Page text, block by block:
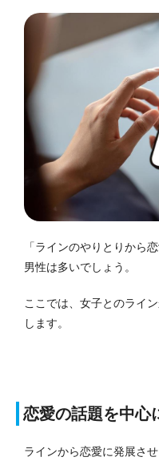
「ラインのやりとりから
男性は多いでしょう。
ここでは、女子とのライ
します。
恋愛の話題を中心
ラインから恋愛に発展さ